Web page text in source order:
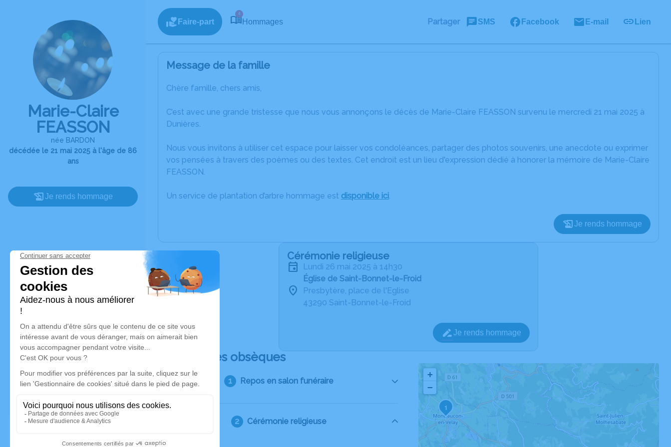
Marie-Claire
FEASSON
née BARDON
décédée le 21 mai 2025 à l'âge de 86
ans
Je rends hommage
Faire-part
4
Hommages Partager SMS Facebook E-mail Lien
Message de la famille
Chère famille, chers amis,
C’est avec une grande tristesse que nous vous annonçons le décès de Marie-Claire FEASSON survenu le mercredi 21 mai 2025 à
Dunières.
Nous vous invitons à utiliser cet espace pour laisser vos condoléances, partager des photos souvenirs, une anecdote ou exprimer
vos pensées à travers des poèmes ou des textes. Cet endroit est un lieu d'expression dédié à honorer la mémoire de Marie-Claire
FEASSON.
Un service de plantation d’arbre hommage est disponible ici.
Je rends hommage
Cérémonie religieuse
lundi 26 mai 2025 à 14h30
Église de Saint-Bonnet-le-Froid
Presbytère, place de l'Eglise
43290 Saint-Bonnet-le-Froid
Je rends hommage
Déroulé des obsèques
Repos en salon funéraire
Cérémonie religieuse
1
+
−